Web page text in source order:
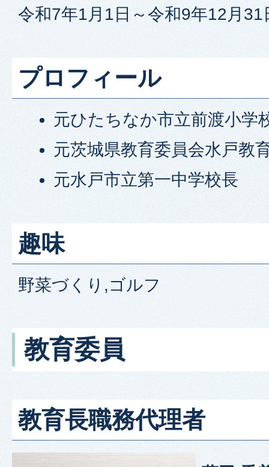
令和7年1月1日～令和9年12月31
プロフィール
元ひたちなか市立前渡小学
元茨城県教育委員会水戸教
元水戸市立第一中学校長
趣味
野菜づくり,ゴルフ
教育委員
教育長職務代理者